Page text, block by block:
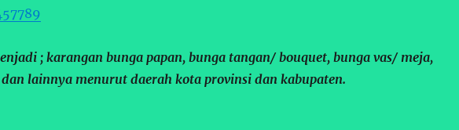
; karangan bunga papan, bunga tangan/ bouquet, bunga vas/ meja,
lainnya menurut daerah kota provinsi dan kabupaten.